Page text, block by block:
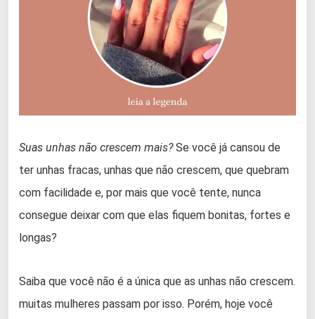
Suas unhas não crescem mais?Se você já cansou de
ter unhas fracas, unhas que não crescem, que quebram
com facilidade e, por mais que você tente, nunca
consegue deixar com que elas fiquem bonitas, fortes e
longas?
Saiba que você não é a única que as unhas não crescem.
muitas mulheres passam por isso. Porém, hoje você